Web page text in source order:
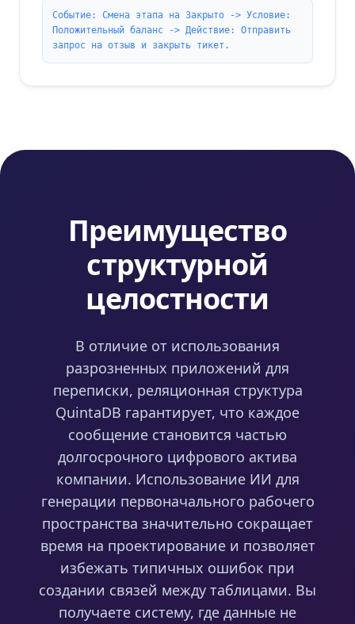
Событие: Смена этапа на Закрыто -> Условие:
Положительный баланс -> Действие: Отправить
запрос на отзыв и закрыть тикет.
Преимущество
структурной
целостности
В отличие от использования
разрозненных приложений для
переписки, реляционная структура
QuintaDB гарантирует, что каждое
сообщение становится частью
долгосрочного цифрового актива
компании. Использование ИИ для
генерации первоначального рабочего
пространства значительно сокращает
время на проектирование и позволяет
избежать типичных ошибок при
создании связей между таблицами. Вы
получаете систему, где данные не